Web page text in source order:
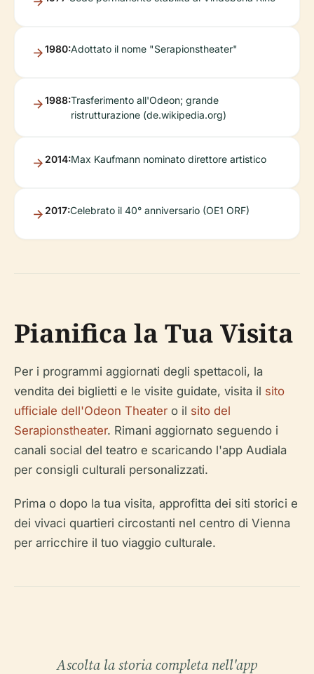
1980:Adottato il nome "Serapionstheater"
1988:Trasferimento all'Odeon; grande
ristrutturazione (de.wikipedia.org)
2014:Max Kaufmann nominato direttore artistico
2017:Celebrato il 40° anniversario (OE1 ORF)
Pianifica la Tua Visita
Per i programmi aggiornati degli spettacoli, la
vendita dei biglietti e le visite guidate, visita il sito
ufficiale dell'Odeon Theater o il sito del
Serapionstheater. Rimani aggiornato seguendo i
canali social del teatro e scaricando l'app Audiala
per consigli culturali personalizzati.
Prima o dopo la tua visita, approfitta dei siti storici e
dei vivaci quartieri circostanti nel centro di Vienna
per arricchire il tuo viaggio culturale.
Ascolta la storia completa nell'app